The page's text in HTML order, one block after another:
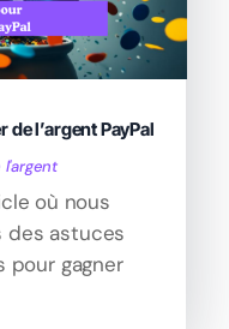
l’argent PayPal
l'argent
où nous
des astuces
pour gagner